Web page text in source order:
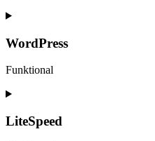
Consent
service
WordPress
Funktional
Consent
service
wordpress
LiteSpeed